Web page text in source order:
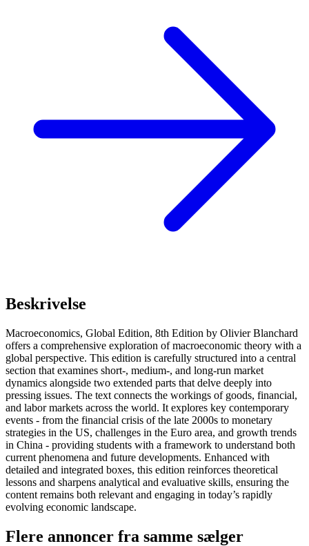
Beskrivelse
Macroeconomics, Global Edition, 8th Edition by Olivier Blanchard
offers a comprehensive exploration of macroeconomic theory with a
global perspective. This edition is carefully structured into a central
section that examines short-, medium-, and long-run market
dynamics alongside two extended parts that delve deeply into
pressing issues. The text connects the workings of goods, financial,
and labor markets across the world. It explores key contemporary
events - from the financial crisis of the late 2000s to monetary
strategies in the US, challenges in the Euro area, and growth trends
in China - providing students with a framework to understand both
current phenomena and future developments. Enhanced with
detailed and integrated boxes, this edition reinforces theoretical
lessons and sharpens analytical and evaluative skills, ensuring the
content remains both relevant and engaging in today’s rapidly
evolving economic landscape.
Flere annoncer fra samme sælger